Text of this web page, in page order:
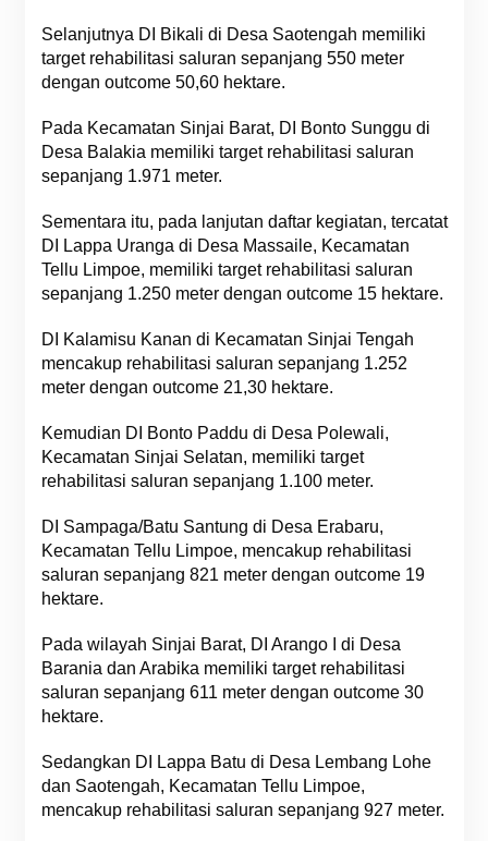
Selanjutnya DI Bikali di Desa Saotengah memiliki
target rehabilitasi saluran sepanjang 550 meter
dengan outcome 50,60 hektare.
Pada Kecamatan Sinjai Barat, DI Bonto Sunggu di
Desa Balakia memiliki target rehabilitasi saluran
sepanjang 1.971 meter.
Sementara itu, pada lanjutan daftar kegiatan, tercatat
DI Lappa Uranga di Desa Massaile, Kecamatan
Tellu Limpoe, memiliki target rehabilitasi saluran
sepanjang 1.250 meter dengan outcome 15 hektare.
DI Kalamisu Kanan di Kecamatan Sinjai Tengah
mencakup rehabilitasi saluran sepanjang 1.252
meter dengan outcome 21,30 hektare.
Kemudian DI Bonto Paddu di Desa Polewali,
Kecamatan Sinjai Selatan, memiliki target
rehabilitasi saluran sepanjang 1.100 meter.
DI Sampaga/Batu Santung di Desa Erabaru,
Kecamatan Tellu Limpoe, mencakup rehabilitasi
saluran sepanjang 821 meter dengan outcome 19
hektare.
Pada wilayah Sinjai Barat, DI Arango I di Desa
Barania dan Arabika memiliki target rehabilitasi
saluran sepanjang 611 meter dengan outcome 30
hektare.
Sedangkan DI Lappa Batu di Desa Lembang Lohe
dan Saotengah, Kecamatan Tellu Limpoe,
mencakup rehabilitasi saluran sepanjang 927 meter.